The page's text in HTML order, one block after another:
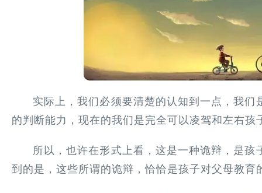
实际上，我们必须要清楚的认知到一点，我
的判断能力，现在的我们是完全可以凌驾和左右孩
所以，也许在形式上看，这是一种诡辩，是
到的是，这些所谓的诡辩，恰恰是孩子对父母教育